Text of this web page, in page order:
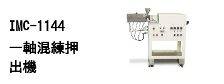
IMC-1144
一軸混練押
出機